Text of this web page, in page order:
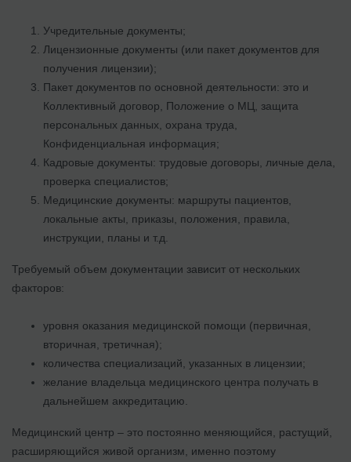
Учредительные документы;
Лицензионные документы (или пакет документов для
получения лицензии);
Пакет документов по основной деятельности: это и
Коллективный договор, Положение о МЦ, защита
персональных данных, охрана труда,
Конфиденциальная информация;
Кадровые документы: трудовые договоры, личные дела,
проверка специалистов;
Медицинские документы: маршруты пациентов,
локальные акты, приказы, положения, правила,
инструкции, планы и т.д.
Требуемый объем документации зависит от нескольких
факторов:
уровня оказания медицинской помощи (первичная,
вторичная, третичная);
количества специализаций, указанных в лицензии;
желание владельца медицинского центра получать в
дальнейшем аккредитацию.
Медицинский центр – это постоянно меняющийся, растущий,
расширяющийся живой организм, именно поэтому